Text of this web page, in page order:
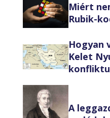
Miért
Rubik-
Hogyan
Kelet
A